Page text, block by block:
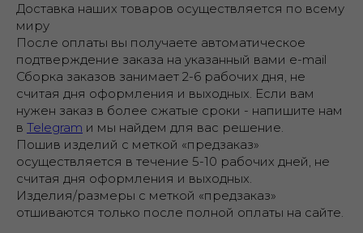
Доставка наших товаров осуществляется по всему
миру
После оплаты вы получаете автоматическое
подтверждение заказа на указанный вами e-mail
Сборка заказов занимает 2-6 рабочих дня, не
считая дня оформления и выходных. Если вам
нужен заказ в более сжатые сроки - напишите нам
в Telegram и мы найдем для вас решение.
Пошив изделий с меткой «предзаказ»
осуществляется в течение 5-10 рабочих дней, не
считая дня оформления и выходных.
Изделия/размеры с меткой «предзаказ»
отшиваются только после полной оплаты на сайте.